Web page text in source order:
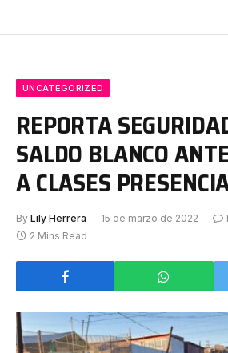
UNCATEGORIZED
REPORTA
SALDO BLANCO
A CLASES
By Lily Herrera 15 de marzo de 2022
2 Mins Read